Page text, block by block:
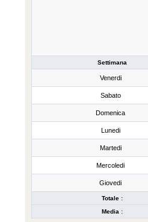
Settimana
Venerdi
Sabato
Domenica
Lunedi
Martedi
Mercoledi
Giovedi
Totale :
Media :